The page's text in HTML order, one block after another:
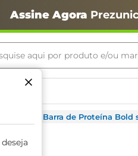
Assine Agora
aqui por produto e/ou
Barra de Proteína
mais buscados
café